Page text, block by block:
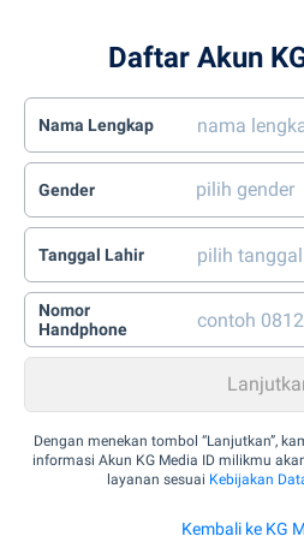
Daftar Akun
Nama Lengkap
Gender
Tanggal Lahir
Nomor
Handphone
Dengan menekan tombol “Lanjutkan”,
informasi Akun KG Media ID milikmu
layanan sesuai Kebijakan
Kembali ke KG